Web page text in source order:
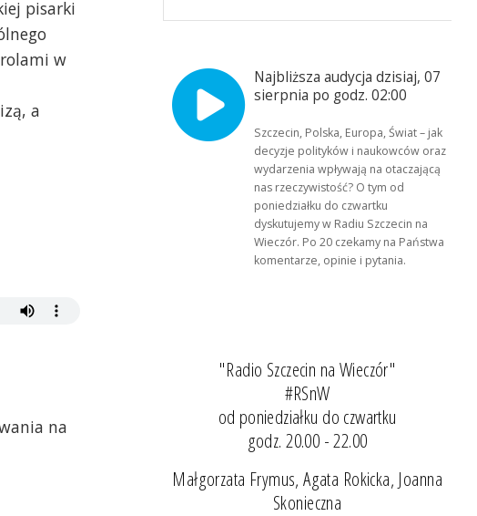
pisarki
w
a
na
Najbliższa audycja dzisiaj, 07
sierpnia po godz. 02:00
Szczecin, Polska, Europa, Świat – jak
decyzje polityków i naukowców oraz
wydarzenia wpływają na otaczającą
nas rzeczywistość? O tym od
poniedziałku do czwartku
dyskutujemy w Radiu Szczecin na
Wieczór. Po 20 czekamy na Państwa
komentarze, opinie i pytania.
"Radio Szczecin na Wieczór"
#RSnW
od poniedziałku do czwartku
godz. 20.00 - 22.00
Małgorzata Frymus, Agata Rokicka, Joanna
Skonieczna